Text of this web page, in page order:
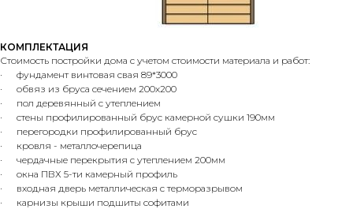
КОМПЛЕКТАЦИЯ
Стоимость постройки дома с учетом стоимости материала и работ:
· фундамент винтовая свая 89*3000
· обвяз из бруса сечением 200х200
· пол деревянный с утеплением
· стены профилированный брус камерной сушки 190мм
· перегородки профилированный брус
· кровля - металлочерепица
· чердачные перекрытия с утеплением 200мм
· окна ПВХ 5-ти камерный профиль
· входная дверь металлическая с терморазрывом
· карнизы крыши подшиты софитами